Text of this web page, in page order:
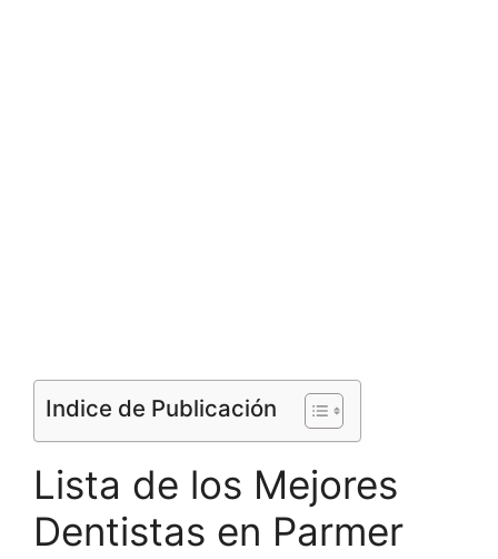
Indice de Publicación
Lista de los Mejores
Dentistas en Parmer